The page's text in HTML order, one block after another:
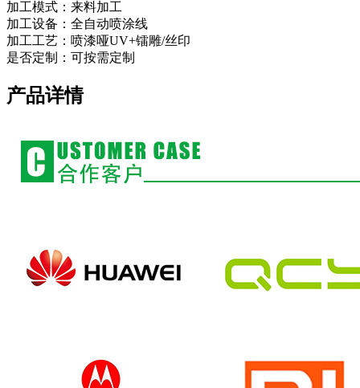
加工模式：来料加工
加工设备：全自动喷涂线
加工工艺：喷漆哑UV+镭雕/丝印
是否定制：可按需定制
产品详情